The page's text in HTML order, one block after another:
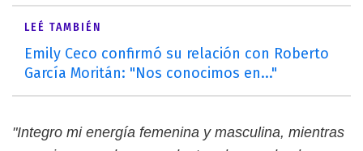
LEÉ TAMBIÉN
Emily Ceco confirmó su relación con Roberto
García Moritán: "Nos conocimos en..."
"Integro mi energía femenina y masculina, mientras